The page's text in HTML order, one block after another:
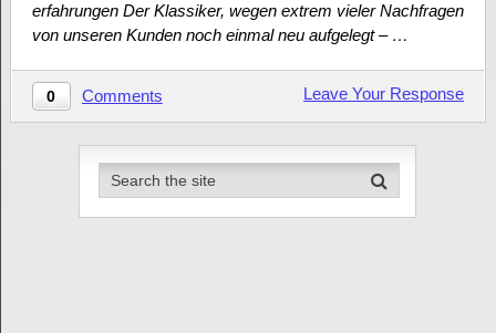
erfahrungen Der Klassiker, wegen extrem vieler Nachfragen
von unseren Kunden noch einmal neu aufgelegt – …
0 Comments Leave Your Response